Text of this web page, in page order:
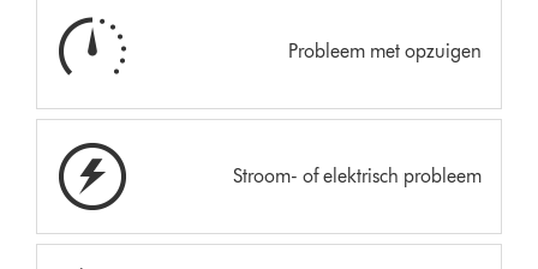
Probleem met opzuigen
Stroom- of elektrisch probleem